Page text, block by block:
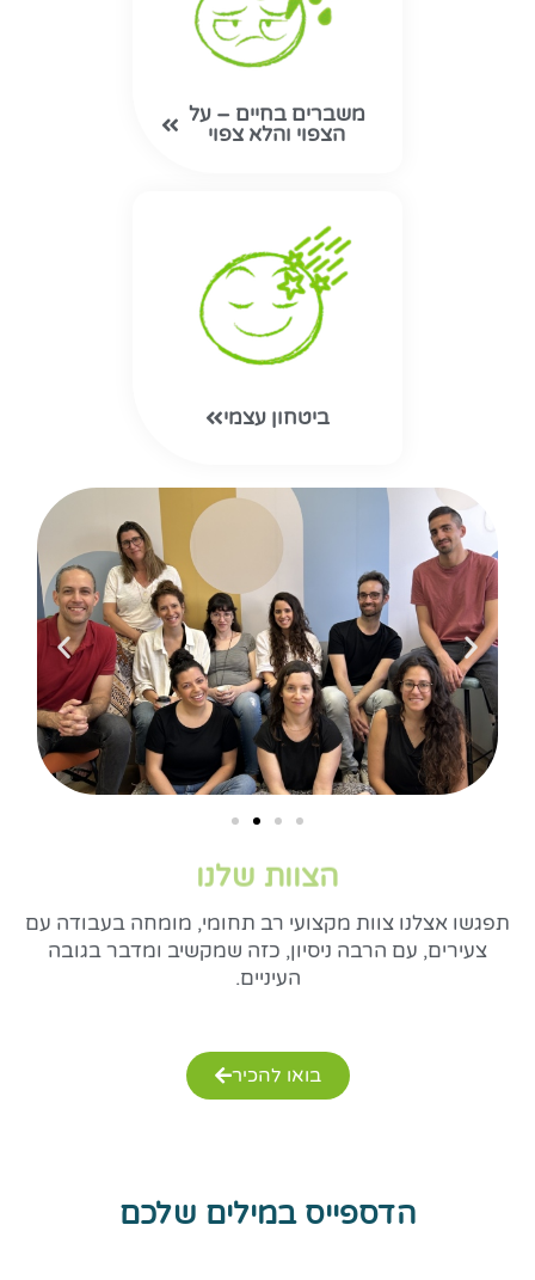
משברים בחיים – על
הצפוי והלא צפוי
ביטחון עצמי
הצוות שלנו
תפגשו אצלנו צוות מקצועי רב תחומי, מומחה בעבודה עם
צעירים, עם הרבה ניסיון, כזה שמקשיב ומדבר בגובה
העיניים.
בואו להכיר
הדספייס במילים שלכם